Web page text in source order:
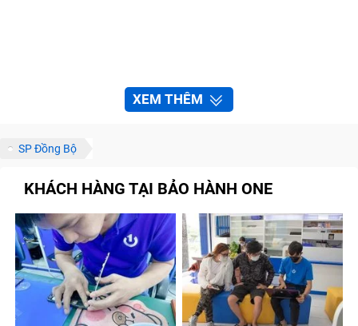
XEM THÊM
SP Đồng Bộ
KHÁCH HÀNG TẠI BẢO HÀNH ONE